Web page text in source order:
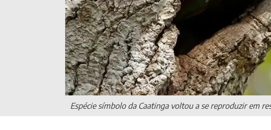
Espécie símbolo da Caatinga voltou a se reproduzir em